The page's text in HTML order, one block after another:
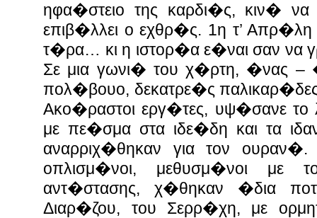
ηφα�στειο της καρδι�ς, κιν�
επιβ�λλει ο εχθρ�ς. 1η τ’ Απρ�λη
τ�ρα… κι η ιστορ�α ε�ναι σαν να
Σε μια γωνι� του χ�ρτη, �νας –
πολ�βουο, δεκατρε�ς
Ακο�ραστοι εργ�τες, υψ�σανε
με πε�σμα στα ιδε�δη και τα
αναρριχ�θηκαν για τον
οπλισμ�νοι, μεθυσμ�νοι με
αντ�στασης, χ�θηκαν �δια
Διαρ�ζου, του Σερρ�χη, με